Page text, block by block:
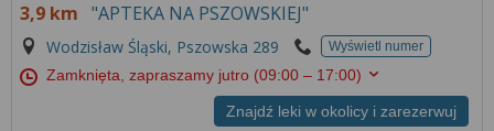
3,9 km "APTEKA NA PSZOWSKIEJ"
Wodzisław Śląski, Pszowska 289 Wyświetl numer
Zamknięta, zapraszamy jutro (09:00 – 17:00)
Znajdź leki w okolicy i zarezerwuj